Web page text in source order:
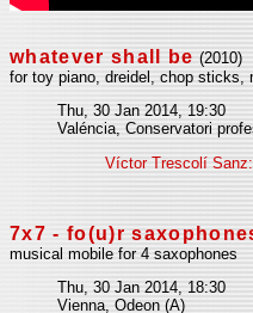
whatever shall be (2010)
for toy piano, dreidel, chop sticks,
Thu, 30 Jan 2014, 19:30
Valéncia, Conservatori
Víctor Trescolí Sanz:
7x7 - fo(u)r
musical mobile for 4 saxophones
Thu, 30 Jan 2014, 18:30
Vienna, Odeon (A)